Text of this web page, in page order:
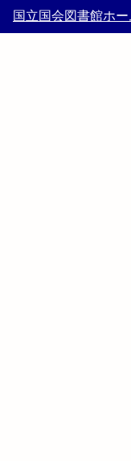
国立国会図書館ホー